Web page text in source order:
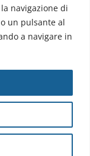
navigazione di
un pulsante al
a navigare in
Mediterraneo
|Accessibilità
18112 - P.IVA/Cod.